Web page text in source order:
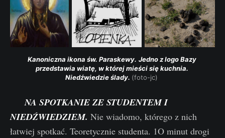
Kanoniczna ikona św. Paraskewy. Jedno z logo Bazy
przedstawia wiatę, w której mieści się kuchnia.
Niedźwiedzie ślady. (foto-jc)
NA SPOTKANIE ZE STUDENTEM I
NIEDŹWIEDZIEM. Nie wiadomo, którego z nich
łatwiej spotkać. Teoretycznie studenta. 1O minut drogi